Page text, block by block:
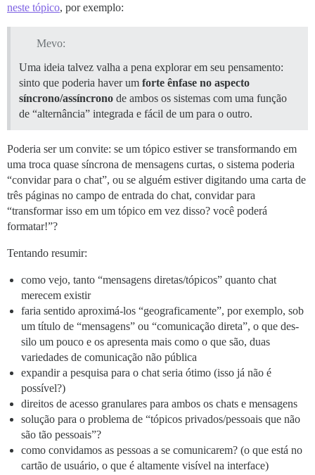
neste tópico, por exemplo:
Mevo:
Uma ideia talvez valha a pena explorar em seu pensamento:
sinto que poderia haver um forte ênfase no aspecto
síncrono/assíncrono de ambos os sistemas com uma função
de “alternância” integrada e fácil de um para o outro.
Poderia ser um convite: se um tópico estiver se transformando em
uma troca quase síncrona de mensagens curtas, o sistema poderia
“convidar para o chat”, ou se alguém estiver digitando uma carta de
três páginas no campo de entrada do chat, convidar para
“transformar isso em um tópico em vez disso? você poderá
formatar!”?
Tentando resumir:
como vejo, tanto “mensagens diretas/tópicos” quanto chat
merecem existir
faria sentido aproximá-los “geograficamente”, por exemplo, sob
um título de “mensagens” ou “comunicação direta”, o que des-
silo um pouco e os apresenta mais como o que são, duas
variedades de comunicação não pública
expandir a pesquisa para o chat seria ótimo (isso já não é
possível?)
direitos de acesso granulares para ambos os chats e mensagens
solução para o problema de “tópicos privados/pessoais que não
são tão pessoais”?
como convidamos as pessoas a se comunicarem? (o que está no
cartão de usuário, o que é altamente visível na interface)